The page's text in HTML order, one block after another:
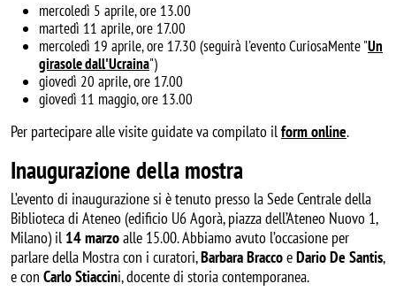
mercoledì 5 aprile, ore 13.00
martedì 11 aprile, ore 17.00
mercoledì 19 aprile, ore 17.30 (seguirà l'evento CuriosaMente "Un
girasole dall'Ucraina")
giovedì 20 aprile, ore 17.00
giovedì 11 maggio, ore 13.00
Per partecipare alle visite guidate va compilato ilform online.
Inaugurazione della mostra
L’evento di inaugurazione si è tenuto presso la Sede Centrale della
Biblioteca di Ateneo (edificio U6 Agorà, piazza dell’Ateneo Nuovo 1,
Milano) il 14 marzoalle 15.00. Abbiamo avuto l’occasione per
parlare della Mostra con i curatori,Barbara BraccoeDario De Santis,
e con Carlo Stiaccini, docente di storia contemporanea.